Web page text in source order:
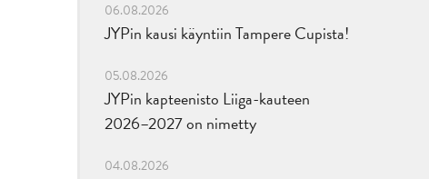
06.08.2026
JYPin kausi käyntiin Tampere Cupista!
05.08.2026
JYPin kapteenisto Liiga-kauteen
2026–2027 on nimetty
04.08.2026